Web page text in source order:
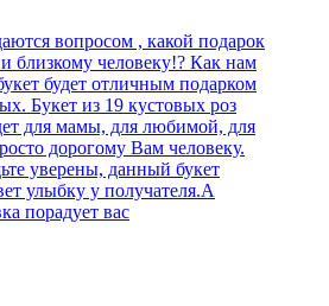
вопросом , какой подарок
близкому человеку!? Как нам
будет отличным подарком
Букет из 19 кустовых роз
для мамы, для любимой, для
дорогому Вам человеку.
уверены, данный букет
улыбку у получателя.А
порадует вас